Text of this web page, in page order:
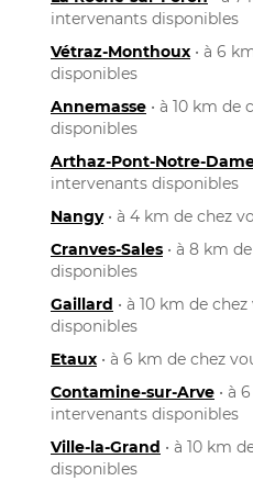
intervenants disponibles
Vétraz-Monthoux • à 6
disponibles
Annemasse • à 10 km de
disponibles
Arthaz-Pont-Notre-
intervenants disponibles
Nangy• à 4 km de chez
Cranves-Sales • à 8 km
disponibles
Gaillard • à 10 km de
disponibles
Etaux • à 6 km de chez
Contamine-sur-Arve • à
intervenants disponibles
Ville-la-Grand • à 10 km
disponibles